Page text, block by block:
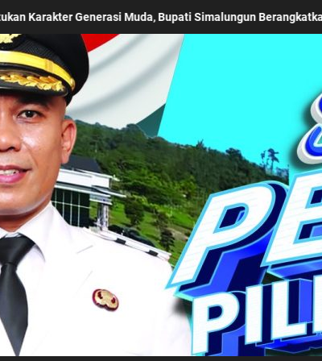
Ikuti Jamnas XII Tahun 2026 dr.